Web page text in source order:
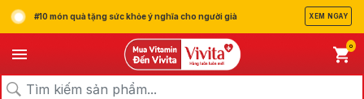
#10 món quà tặng sức khỏe ý nghĩa cho người già XEM NGAY
0